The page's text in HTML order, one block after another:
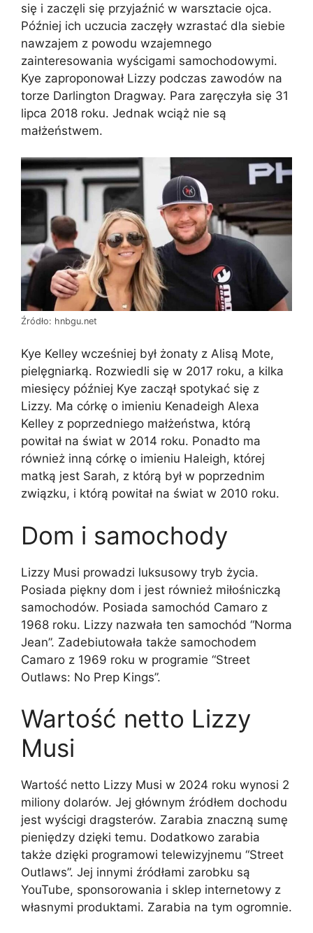
się i zaczęli się przyjaźnić w warsztacie ojca.
Później ich uczucia zaczęły wzrastać dla siebie
nawzajem z powodu wzajemnego
zainteresowania wyścigami samochodowymi.
Kye zaproponował Lizzy podczas zawodów na
torze Darlington Dragway. Para zaręczyła się 31
lipca 2018 roku. Jednak wciąż nie są
małżeństwem.
Źródło: hnbgu.net
Kye Kelley wcześniej był żonaty z Alisą Mote,
pielęgniarką. Rozwiedli się w 2017 roku, a kilka
miesięcy później Kye zaczął spotykać się z
Lizzy. Ma córkę o imieniu Kenadeigh Alexa
Kelley z poprzedniego małżeństwa, którą
powitał na świat w 2014 roku. Ponadto ma
również inną córkę o imieniu Haleigh, której
matką jest Sarah, z którą był w poprzednim
związku, i którą powitał na świat w 2010 roku.
Dom i samochody
Lizzy Musi prowadzi luksusowy tryb życia.
Posiada piękny dom i jest również miłośniczką
samochodów. Posiada samochód Camaro z
1968 roku. Lizzy nazwała ten samochód “Norma
Jean”. Zadebiutowała także samochodem
Camaro z 1969 roku w programie “Street
Outlaws: No Prep Kings”.
Wartość netto Lizzy
Musi
Wartość netto Lizzy Musi w 2024 roku wynosi 2
miliony dolarów. Jej głównym źródłem dochodu
jest wyścigi dragsterów. Zarabia znaczną sumę
pieniędzy dzięki temu. Dodatkowo zarabia
także dzięki programowi telewizyjnemu “Street
Outlaws”. Jej innymi źródłami zarobku są
YouTube, sponsorowania i sklep internetowy z
własnymi produktami. Zarabia na tym ogromnie.